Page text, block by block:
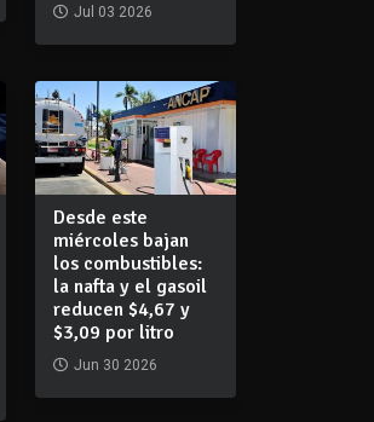
Jul 03 2026
Desde este
miércoles bajan
los combustibles:
la nafta y el gasoil
reducen $4,67 y
$3,09 por litro
Jun 30 2026